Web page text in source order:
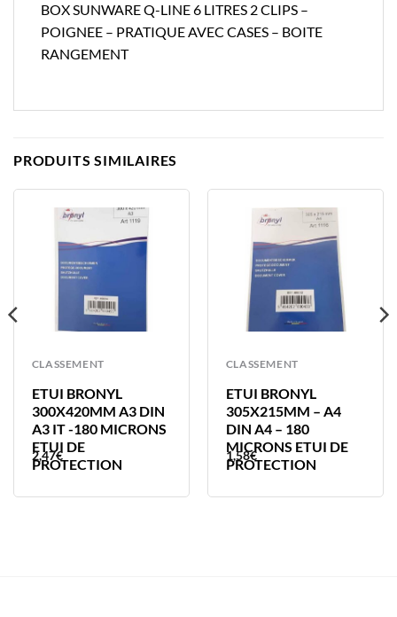
BOX SUNWARE Q-LINE 6 LITRES 2 CLIPS –
POIGNEE – PRATIQUE AVEC CASES – BOITE
RANGEMENT
PRODUITS SIMILAIRES
CLASSEMENT
ETUI BRONYL
300X420MM A3 DIN
A3 IT -180 MICRONS
ETUI DE
PROTECTION
2,47€
CLASSEMENT
ETUI BRONYL
305X215MM – A4
DIN A4 – 180
MICRONS ETUI DE
PROTECTION
1,58€